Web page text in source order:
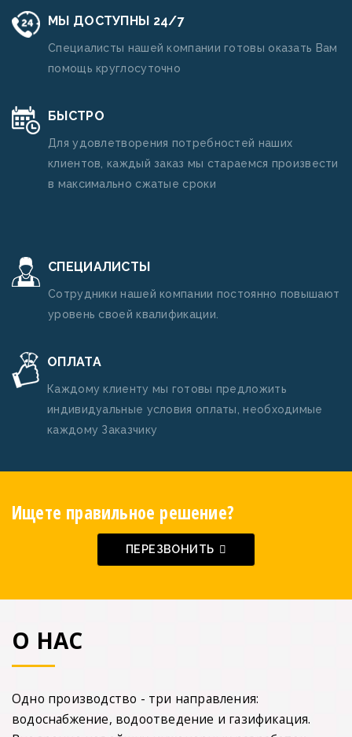
МЫ ДОСТУПНЫ 24/7
Специалисты нашей компании готовы оказать Вам
помощь круглосуточно
БЫСТРО
Для удовлетворения потребностей наших
клиентов, каждый заказ мы стараемся произвести
в максимально сжатые сроки
СПЕЦИАЛИСТЫ
Сотрудники нашей компании постоянно повышают
уровень своей квалификации.
ОПЛАТА
Каждому клиенту мы готовы предложить
индивидуальные условия оплаты, необходимые
каждому Заказчику
Ищете правильное решение?
ПЕРЕЗВОНИТЬ
О НАС
Одно производство - три направления:
водоснабжение, водоотведение и газификация.